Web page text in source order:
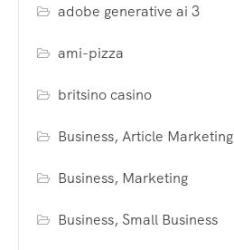
adobe generative ai 3
ami-pizza
britsino casino
Business, Article Marketing
Business, Marketing
Business, Small Business